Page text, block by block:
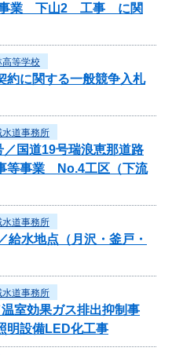
事業 下山2 工事 に関
高等学校
約に関する一般競争入札
水道事務所
／国道19号瑞浪恵那道路
等事業 No.4工区（下流
水道事務所
給水地点（月沢・釜戸・
水道事務所
室効果ガス排出抑制事
設備LED化工事